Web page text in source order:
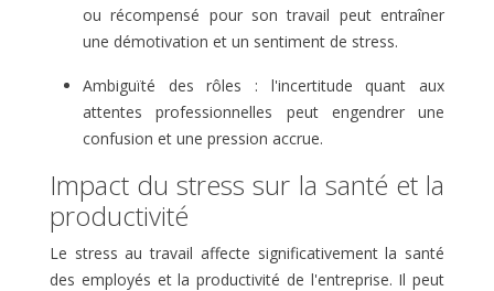
ou récompensé pour son travail peut entraîner
une démotivation et un sentiment de stress.
Ambiguïté des rôles : l'incertitude quant aux
attentes professionnelles peut engendrer une
confusion et une pression accrue.
Impact du stress sur la santé et la
productivité
Le stress au travail affecte significativement la santé
des employés et la productivité de l'entreprise. Il peut